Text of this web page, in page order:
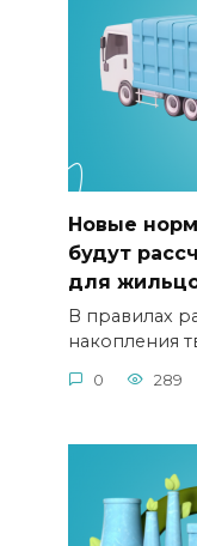
Новые
будут
для
В правилах
накопления
0 289